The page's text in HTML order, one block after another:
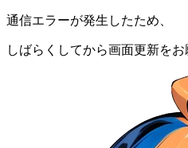
通信エラーが発生したため、
しばらくしてから画面更新をお